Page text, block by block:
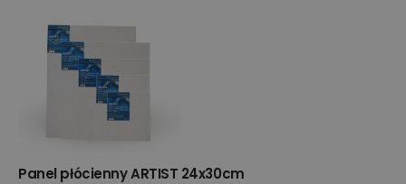
Panel płócienny ARTIST 24x30cm